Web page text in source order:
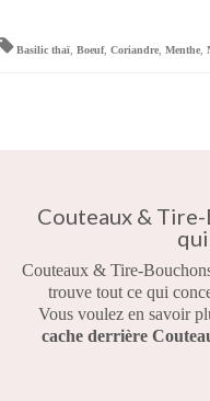
Basilic thaï ,Boeuf,Coriandre ,Menthe ,
Couteaux & Tire-
qui
Couteaux & Tire-
trouve tout ce qui
Vous voulez en savoir
cache derrière